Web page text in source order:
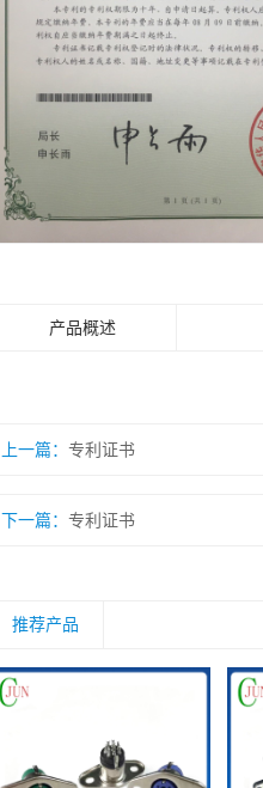
产品概述
上一篇： 专利证书
下一篇： 专利证书
推荐产品